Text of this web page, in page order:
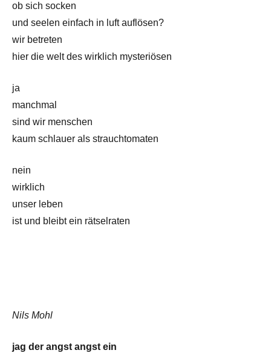
ob sich socken
und seelen einfach in luft auflösen?
wir betreten
hier die welt des wirklich mysteriösen
ja
manchmal
sind wir menschen
kaum schlauer als strauchtomaten
nein
wirklich
unser leben
ist und bleibt ein rätselraten
Nils Mohl
jag der angst angst ein